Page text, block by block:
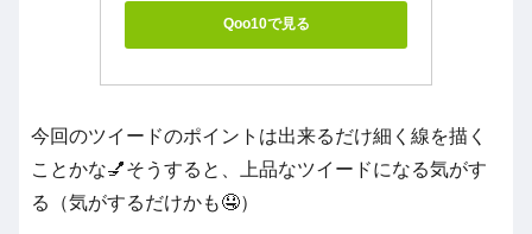
Qoo10で見る
今回のツイードのポイントは出来るだけ細く線を描く
ことかな💅そうすると、上品なツイードになる気がす
る（気がするだけかも🤤）